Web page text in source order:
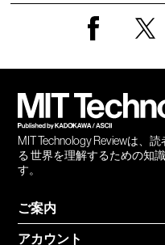
MIT Technology Reviewは、
る 世界を理解するための知
す。
ご案内
アカウント